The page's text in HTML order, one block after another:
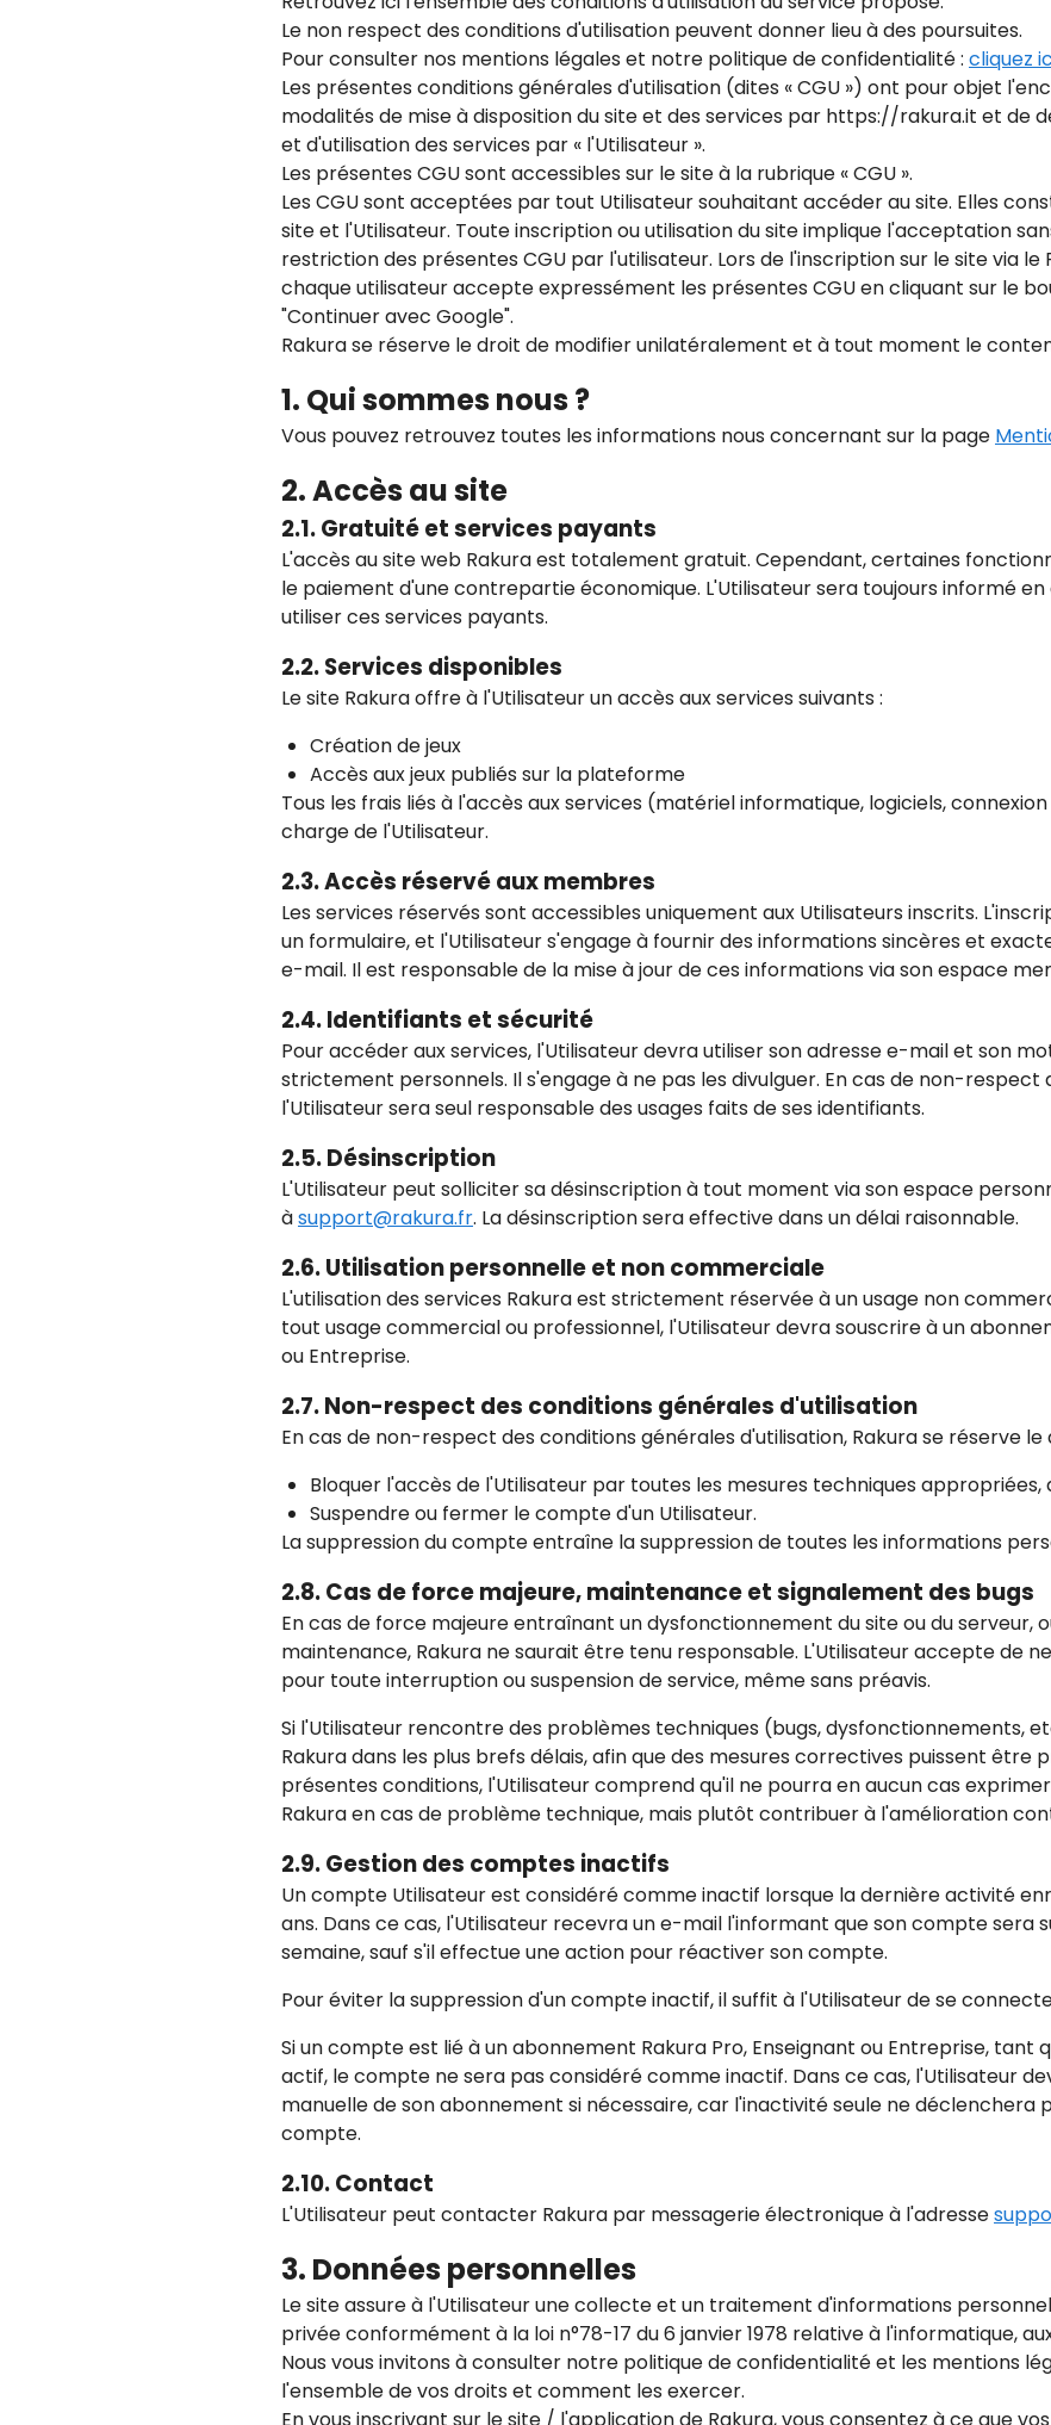
Le non respect des conditions d'utilisation peuvent donner lieu à des poursuites.
Pour consulter nos mentions légales et notre politique de confidentialité : cliquez
Les présentes conditions générales d'utilisation (dites « CGU ») ont pour objet
modalités de mise à disposition du site et des services par https://rakura.it et de
et d'utilisation des services par « l'Utilisateur ».
Les présentes CGU sont accessibles sur le site à la rubrique « CGU ».
Les CGU sont acceptées par tout Utilisateur souhaitant accéder au site. Elles
site et l'Utilisateur. Toute inscription ou utilisation du site implique l'acceptation
restriction des présentes CGU par l'utilisateur. Lors de l'inscription sur le site via
chaque utilisateur accepte expressément les présentes CGU en cliquant sur le
"Continuer avec Google".
Rakura se réserve le droit de modifier unilatéralement et à tout moment le
1. Qui sommes nous ?
Vous pouvez retrouvez toutes les informations nous concernant sur la page
2. Accès au site
2.1. Gratuité et services payants
L'accès au site web Rakura est totalement gratuit. Cependant, certaines
le paiement d'une contrepartie économique. L'Utilisateur sera toujours informé
utiliser ces services payants.
2.2. Services disponibles
Le site Rakura offre à l'Utilisateur un accès aux services suivants :
Création de jeux
Accès aux jeux publiés sur la plateforme
Tous les frais liés à l'accès aux services (matériel informatique, logiciels,
charge de l'Utilisateur.
2.3. Accès réservé aux membres
Les services réservés sont accessibles uniquement aux Utilisateurs inscrits.
un formulaire, et l'Utilisateur s'engage à fournir des informations sincères et
e-mail. Il est responsable de la mise à jour de ces informations via son espace
2.4. Identifiants et sécurité
Pour accéder aux services, l'Utilisateur devra utiliser son adresse e-mail et son
strictement personnels. Il s'engage à ne pas les divulguer. En cas de non-
l'Utilisateur sera seul responsable des usages faits de ses identifiants.
2.5. Désinscription
L'Utilisateur peut solliciter sa désinscription à tout moment via son espace
àsupport@rakura.fr. La désinscription sera effective dans un délai raisonnable.
2.6. Utilisation personnelle et non commerciale
L'utilisation des services Rakura est strictement réservée à un usage non
tout usage commercial ou professionnel, l'Utilisateur devra souscrire à un
ou Entreprise.
2.7. Non-respect des conditions générales d'utilisation
En cas de non-respect des conditions générales d'utilisation, Rakura se réserve le
Bloquer l'accès de l'Utilisateur par toutes les mesures techniques appropriées,
Suspendre ou fermer le compte d'un Utilisateur.
La suppression du compte entraîne la suppression de toutes les informations
2.8. Cas de force majeure, maintenance et signalement des bugs
En cas de force majeure entraînant un dysfonctionnement du site ou du serveur,
maintenance, Rakura ne saurait être tenu responsable. L'Utilisateur accepte de
pour toute interruption ou suspension de service, même sans préavis.
Si l'Utilisateur rencontre des problèmes techniques (bugs, dysfonctionnements,
Rakura dans les plus brefs délais, afin que des mesures correctives puissent être
présentes conditions, l'Utilisateur comprend qu'il ne pourra en aucun cas
Rakura en cas de problème technique, mais plutôt contribuer à l'amélioration
2.9. Gestion des comptes inactifs
Un compte Utilisateur est considéré comme inactif lorsque la dernière activité
ans. Dans ce cas, l'Utilisateur recevra un e-mail l'informant que son compte sera
semaine, sauf s'il effectue une action pour réactiver son compte.
Pour éviter la suppression d'un compte inactif, il suffit à l'Utilisateur de se
Si un compte est lié à un abonnement Rakura Pro, Enseignant ou Entreprise,
actif, le compte ne sera pas considéré comme inactif. Dans ce cas, l'Utilisateur
manuelle de son abonnement si nécessaire, car l'inactivité seule ne déclenchera
compte.
2.10. Contact
L'Utilisateur peut contacter Rakura par messagerie électronique à l'adresse
3. Données personnelles
Le site assure à l'Utilisateur une collecte et un traitement d'informations
privée conformément à la loi n°78-17 du 6 janvier 1978 relative à l'informatique,
Nous vous invitons à consulter notre politique de confidentialité et les mentions
l'ensemble de vos droits et comment les exercer.